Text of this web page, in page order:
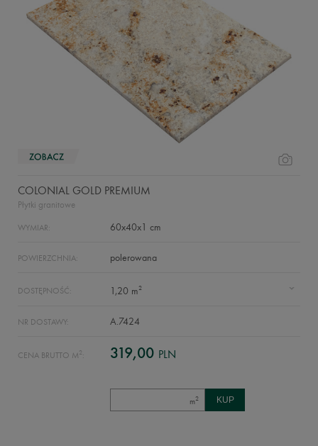
COLONIAL GOLD PREMIUM
Płytki granitowe
WYMIAR: 60x40x1 cm
POWIERZCHNIA: polerowana
DOSTĘPNOŚĆ: 1,20 m2
NR DOSTAWY: A.7424
CENA BRUTTO M2: 319,00 PLN
m2